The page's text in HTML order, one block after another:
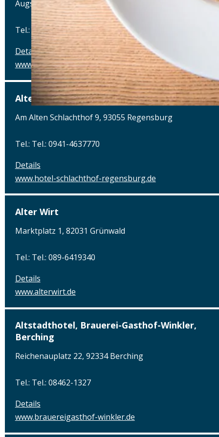
Augsburger Straße 2, 86441 Zusmarshausen
Tel.: Tel.: 08291-858220
Details
www.posthalterei.com
Alter Schlachthof
Am Alten Schlachthof 9, 93055 Regensburg
Tel.: Tel.: 0941-4637770
Details
www.hotel-schlachthof-regensburg.de
Alter Wirt
Marktplatz 1, 82031 Grünwald
Tel.: Tel.: 089-6419340
Details
www.alterwirt.de
Altstadthotel, Brauerei-Gasthof-Winkler,
Berching
Reichenauplatz 22, 92334 Berching
Tel.: Tel.: 08462-1327
Details
www.brauereigasthof-winkler.de